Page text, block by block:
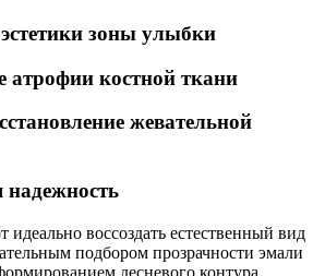
зоны улыбки
атрофии костной ткани
жевательной
надежность
воссоздать естественный вид
подбором прозрачности эмали
десневого контура.